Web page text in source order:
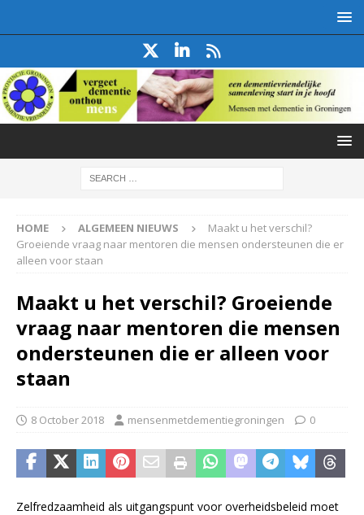
HOME ALGEMEEN NIEUWS
Maakt u het verschil?
Groeiende vraag naar mentoren die mensen ondersteunen die er
alleen voor staan
Maakt u het verschil? Groeiende
vraag naar mentoren die mensen
ondersteunen die er alleen voor
staan
8 October 2018 mensenmetdementiegroningen 0
Zelfredzaamheid als uitgangspunt voor overheidsbeleid moet